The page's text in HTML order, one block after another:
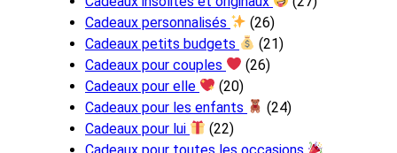
Cadeaux personnalisés
(26)
Cadeaux petits budgets
(21)
Cadeaux pour couples
(26)
Cadeaux pour elle
(20)
Cadeaux pour les enfants
(24)
Cadeaux pour lui
(22)